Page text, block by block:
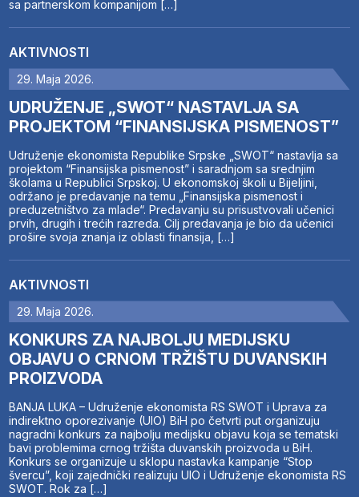
sa partnerskom kompanijom […]
AKTIVNOSTI
29. Maja 2026.
UDRUŽENJE „SWOT“ NASTAVLJA SA
PROJEKTOM “FINANSIJSKA PISMENOST”
Udruženje ekonomista Republike Srpske „SWOT“ nastavlja sa
projektom “Finansijska pismenost” i saradnjom sa srednjim
školama u Republici Srpskoj. U ekonomskoj školi u Bijeljini,
održano je predavanje na temu „Finansijska pismenost i
preduzetništvo za mlade“. Predavanju su prisustvovali učenici
prvih, drugih i trećih razreda. Cilj predavanja je bio da učenici
prošire svoja znanja iz oblasti finansija, […]
AKTIVNOSTI
29. Maja 2026.
KONKURS ZA NAJBOLJU MEDIJSKU
OBJAVU O CRNOM TRŽIŠTU DUVANSKIH
PROIZVODA
BANJA LUKA – Udruženje ekonomista RS SWOT i Uprava za
indirektno oporezivanje (UIO) BiH po četvrti put organizuju
nagradni konkurs za najbolju medijsku objavu koja se tematski
bavi problemima crnog tržišta duvanskih proizvoda u BiH.
Konkurs se organizuje u sklopu nastavka kampanje “Stop
švercu”, koji zajednički realizuju UIO i Udruženje ekonomista RS
SWOT. Rok za […]